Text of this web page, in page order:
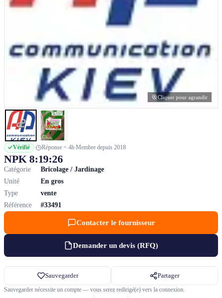
Cliquer pour agrandir
Vérifié Réponse < 4h Membre depuis 2018
NPK 8:19:26
Catégorie
Bricolage / Jardinage
Unité
En gros
Type
vente
Référence
#33491
Contacter le fournisseur
Demander un devis (RFQ)
Sauvegarder Partager
Sauvegarder nécessite un compte — vous serez redirigé(e) vers la connexion.